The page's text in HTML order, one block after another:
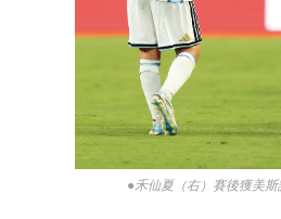
●禾仙夏（右）賽後獲美